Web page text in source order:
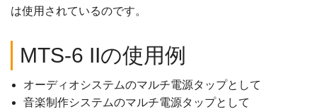
は使用されているのです。
MTS-6 IIの使用例
オーディオシステムのマルチ電源タップとして
音楽制作システムのマルチ電源タップとして